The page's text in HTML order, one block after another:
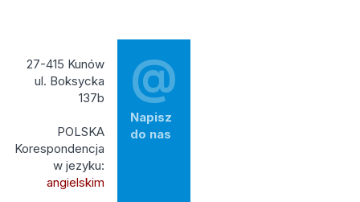
27-415 Kunów
ul. Boksycka
137b
POLSKA
Korespondencja
w jezyku:
angielskim
@
Napisz
do nas